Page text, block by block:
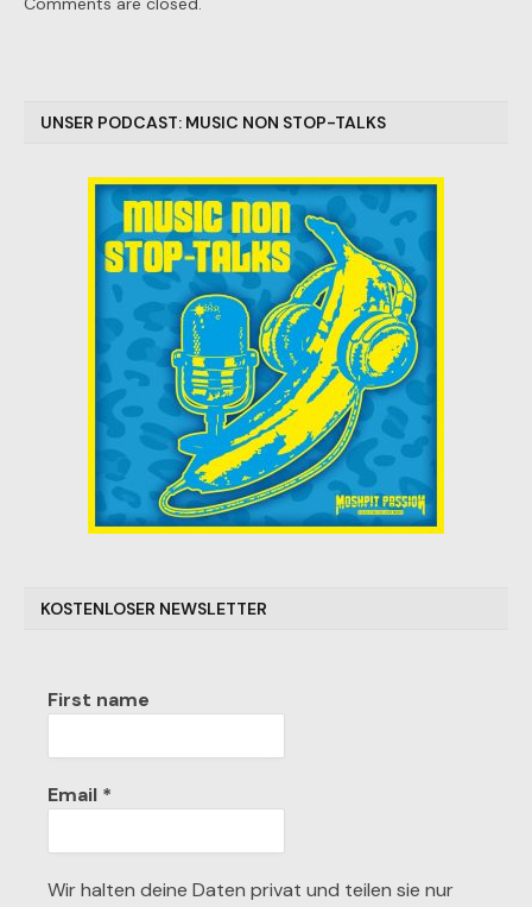
UNSER PODCAST: MUSIC NON STOP-TALKS
KOSTENLOSER NEWSLETTER
First name
Email *
Wir halten deine Daten privat und teilen sie nur